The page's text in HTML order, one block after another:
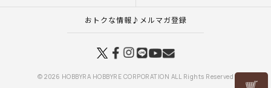
おトクな情報♪メルマガ登録
© 2026 HOBBYRA HOBBYRE CORPORATION ALL Rights Reserved